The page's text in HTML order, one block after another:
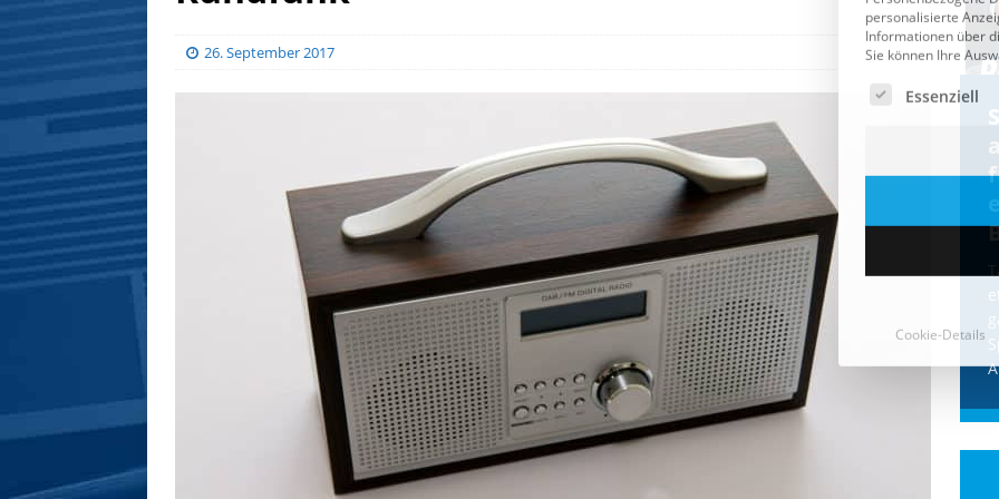
26. September 2017
CDU & Ampel wollen nach
der Wahl wieder Afghanen
einfliegen: Zeit für ein
Asylmoratorium!
Die Bundesregierung und die CDU
halten die Wähler für dumm! Weil die
Stimmung wegen der von Afghanen
verübten Anschläge kippte, wurden die
Flüge vor der[...]
Cookie-Details